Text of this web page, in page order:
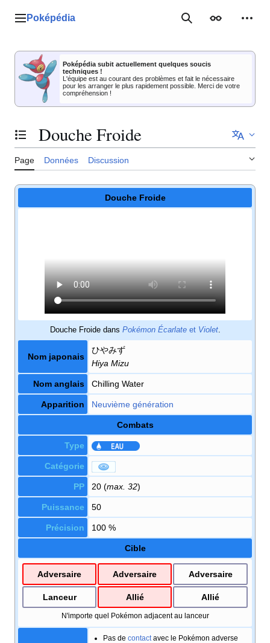
Menu principal
Poképédia RechercherApparence
Poképédia subit actuellement quelques soucis
techniques !
L'équipe est au courant des problèmes et fait le nécessaire
pour les arranger le plus rapidement possible. Merci de votre
compréhension !
Basculer la table des matières
Douche Froide
Page Données Discussion
Douche Froide
Douche Froide dans Pokémon Écarlateet Violet.
Nom japonais
ひやみず
Hiya Mizu
Nom anglais Chilling Water
Apparition Neuvième génération
Combats
Type
Catégorie
PP 20 (max. 32)
Puissance 50
Précision 100 %
Cible
Adversaire Adversaire Adversaire
Lanceur Allié Allié
N'importe quel Pokémon adjacent au lanceur
Pas de contactavec le Pokémon adverse